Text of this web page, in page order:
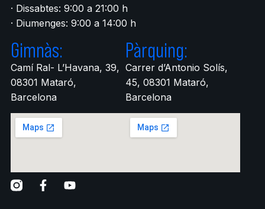
· Dissabtes: 9:00 a 21:00 h
· Diumenges: 9:00 a 14:00 h
Gimnàs:
Camí Ral- L’Havana, 39,
08301 Mataró,
Barcelona
Pàrquing:
Carrer d’Antonio Solís,
45, 08301 Mataró,
Barcelona